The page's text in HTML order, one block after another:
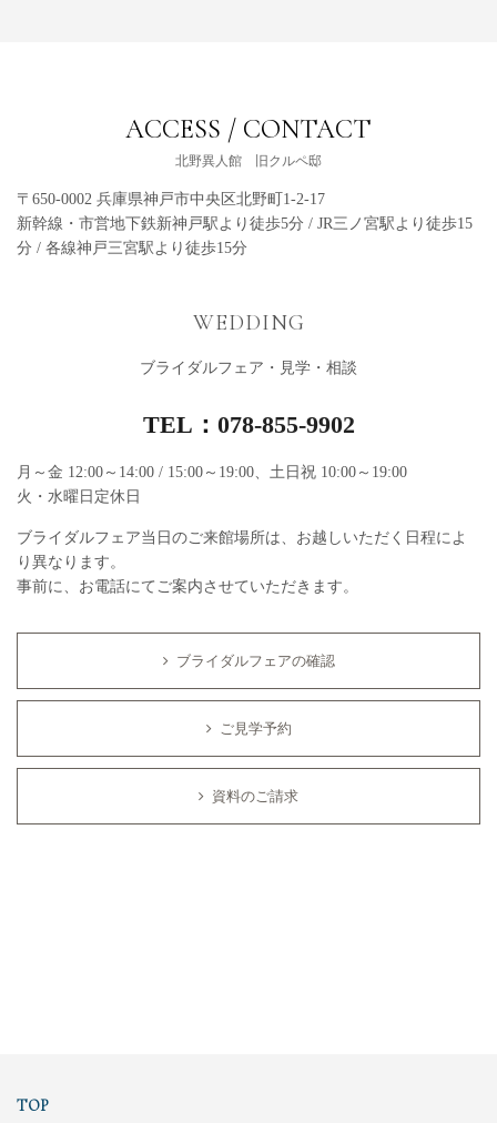
ACCESS / CONTACT
北野異人館 旧クルペ邸
〒650-0002 兵庫県神戸市中央区北野町1-2-17
新幹線・市営地下鉄新神戸駅より徒歩5分 / JR三ノ宮駅より徒歩15
分 / 各線神戸三宮駅より徒歩15分
WEDDING
ブライダルフェア・⾒学・相談
TEL： 078-855-9902
月～金 12:00～14:00 / 15:00～19:00、土日祝 10:00～19:00
火・水曜日定休日
ブライダルフェア当日のご来館場所は、お越しいただく日程によ
り異なります。
事前に、お電話にてご案内させていただきます。
ブライダルフェアの確認
ご見学予約
資料のご請求
TOP